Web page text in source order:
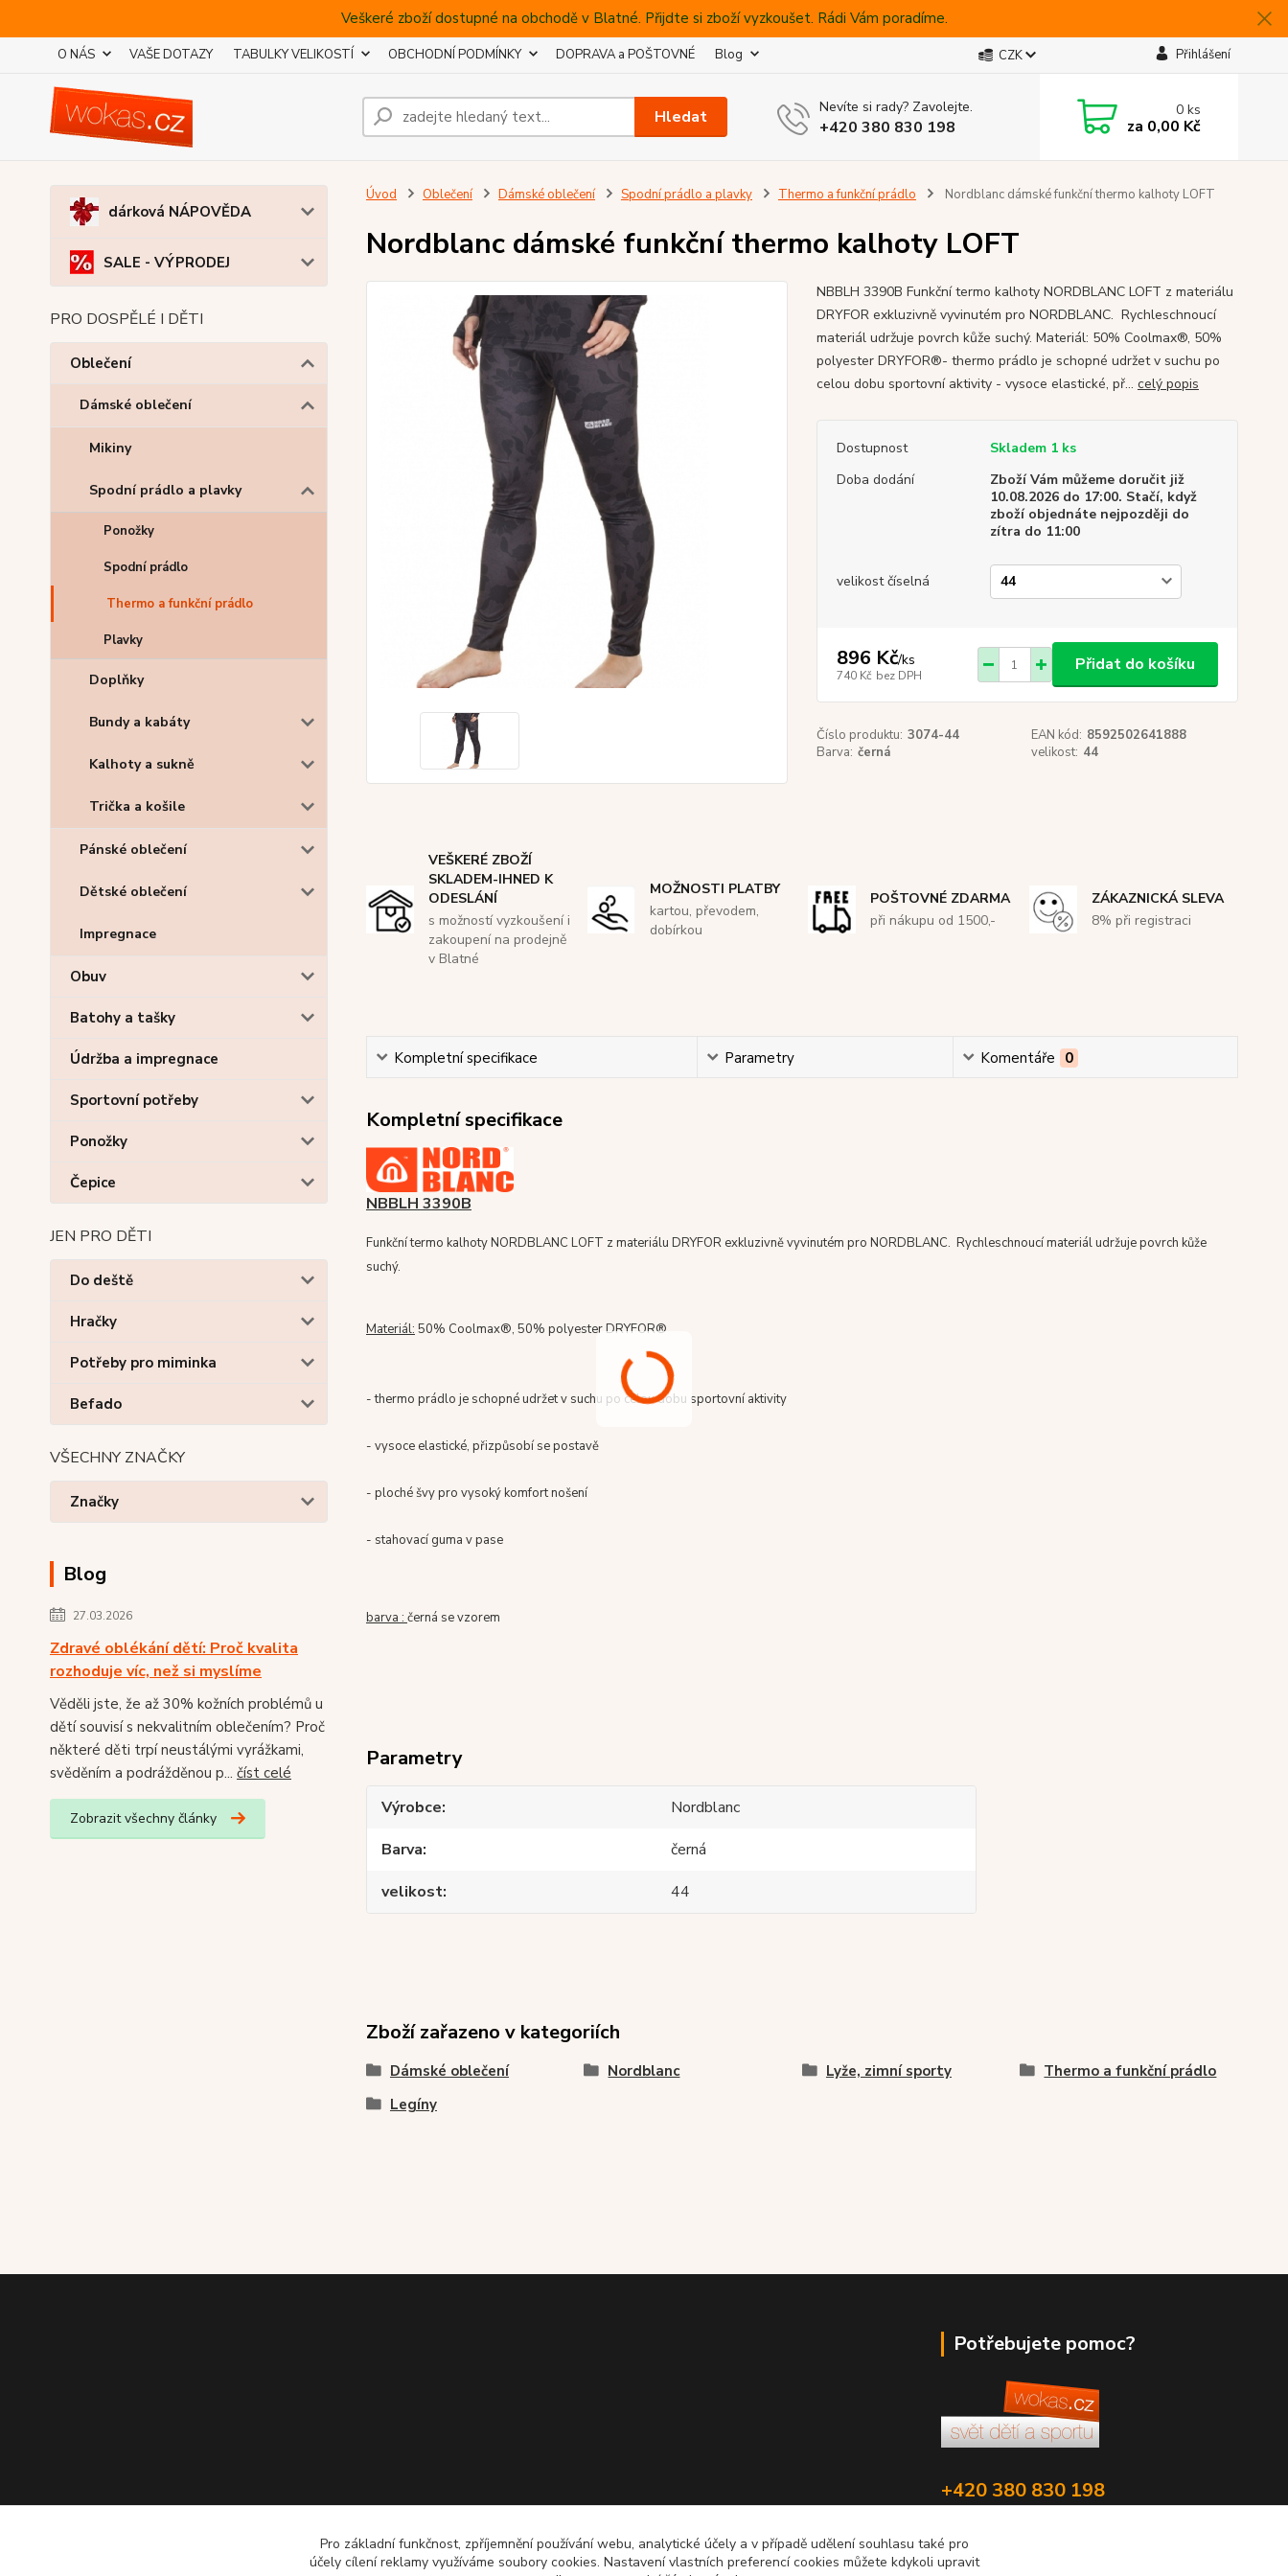
Veškeré zboží dostupné na obchodě v Blatné. Přijdte si zboží vyzkoušet. Rádi Vám poradíme.
O NÁS VAŠE DOTAZY TABULKY VELIKOSTÍ OBCHODNÍ PODMÍNKY DOPRAVA a POŠTOVNÉ Blog CZK Přihlášení
Hledat Nevíte si rady? Zavolejte.
+420 380 830 198
0ks
za 0,00 Kč
dárková NÁPOVĚDA
SALE - VÝPRODEJ
PRO DOSPĚLÉ I DĚTI
Oblečení
Dámské oblečení
Mikiny
Spodní prádlo a plavky
Ponožky
Spodní prádlo
Thermo a funkční prádlo
Plavky
Doplňky
Bundy a kabáty
Kalhoty a sukně
Trička a košile
Pánské oblečení
Dětské oblečení
Impregnace
Obuv
Batohy a tašky
Údržba a impregnace
Sportovní potřeby
Ponožky
Čepice
JEN PRO DĚTI
Do deště
Hračky
Potřeby pro miminka
Befado
VŠECHNY ZNAČKY
Značky
Blog
27.03.2026
Zdravé oblékání dětí: Proč kvalita
rozhoduje víc, než si myslíme
Věděli jste, že až 30% kožních problémů u
dětí souvisí s nekvalitním oblečením? Proč
některé děti trpí neustálými vyrážkami,
svěděním a podrážděnou p... číst celé
Zobrazit všechny články
Úvod Oblečení Dámské oblečení Spodní prádlo a plavky Thermo a funkční prádlo Nordblanc dámské funkční thermo kalhoty LOFT
Nordblanc dámské funkční thermo kalhoty LOFT
NBBLH 3390B Funkční termo kalhoty NORDBLANC LOFT z materiálu
DRYFOR exkluzivně vyvinutém pro NORDBLANC. Rychleschnoucí
materiál udržuje povrch kůže suchý. Materiál: 50% Coolmax®, 50%
polyester DRYFOR®- thermo prádlo je schopné udržet v suchu po
celou dobu sportovní aktivity - vysoce elastické, př... celý popis
Dostupnost
Skladem 1 ks
Doba dodání
Zboží Vám můžeme doručit již
10.08.2026 do 17:00. Stačí, když
zboží objednáte nejpozději do
zítra do 11:00
velikost číselná
896 Kč/ks
740 Kč bez DPH
Přidat do košíku
Číslo produktu: 3074-44 EAN kód: 8592502641888
Barva: černá velikost: 44
VEŠKERÉ ZBOŽÍ
SKLADEM-IHNED K
ODESLÁNÍ
s možností vyzkoušení i
zakoupení na prodejně
v Blatné
MOŽNOSTI PLATBY
kartou, převodem,
dobírkou
POŠTOVNÉ ZDARMA
při nákupu od 1500,-
ZÁKAZNICKÁ SLEVA
8% při registraci
Kompletní specifikace Parametry Komentáře 0
Kompletní specifikace
NBBLH 3390B
Funkční termo kalhoty NORDBLANC LOFT z materiálu DRYFOR exkluzivně vyvinutém pro NORDBLANC. Rychleschnoucí materiál udržuje povrch kůže
suchý.
Materiál: 50% Coolmax®, 50% polyester DRYFOR®
- thermo prádlo je schopné udržet v suchu po celou dobu sportovní aktivity
- vysoce elastické, přizpůsobí se postavě
- ploché švy pro vysoký komfort nošení
- stahovací guma v pase
barva : černá se vzorem
Parametry
Výrobce
Nordblanc
Barva
černá
velikost
44
Zboží zařazeno v kategoriích
Dámské oblečení Nordblanc Lyže, zimní sporty
Thermo a funkční prádlo
Legíny
Potřebujete pomoc?
+420 380 830 198
Pro základní funkčnost, zpříjemnění používání webu, analytické účely a v případě udělení souhlasu také pro
účely cílení reklamy využíváme soubory cookies. Nastavení vlastních preferencí cookies můžete kdykoli upravit